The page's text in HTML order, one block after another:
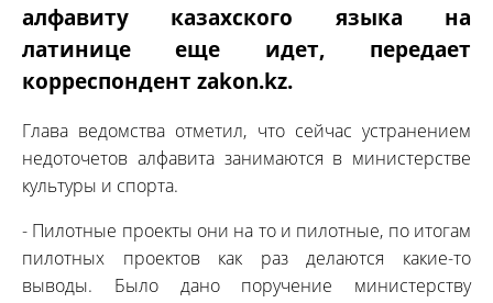
алфавиту казахского языка на
латинице еще идет, передает
корреспондент zakon.kz.
Глава ведомства отметил, что сейчас устранением
недоточетов алфавита занимаются в министерстве
культуры и спорта.
- Пилотные проекты они на то и пилотные, по итогам
пилотных проектов как раз делаются какие-то
выводы. Было дано поручение министерству